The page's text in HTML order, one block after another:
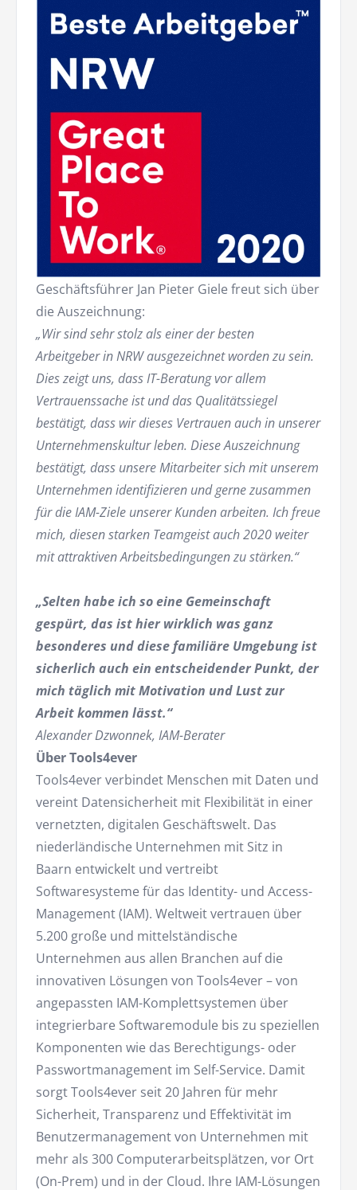
Geschäftsführer Jan Pieter Giele freut sich über
die Auszeichnung:
„Wir sind sehr stolz als einer der besten
Arbeitgeber in NRW ausgezeichnet worden zu sein.
Dies zeigt uns, dass IT-Beratung vor allem
Vertrauenssache ist und das Qualitätssiegel
bestätigt, dass wir dieses Vertrauen auch in unserer
Unternehmenskultur leben. Diese Auszeichnung
bestätigt, dass unsere Mitarbeiter sich mit unserem
Unternehmen identifizieren und gerne zusammen
für die IAM-Ziele unserer Kunden arbeiten. Ich freue
mich, diesen starken Teamgeist auch 2020 weiter
mit attraktiven Arbeitsbedingungen zu stärken.“
„Selten habe ich so eine Gemeinschaft
gespürt, das ist hier wirklich was ganz
besonderes und diese familiäre Umgebung ist
sicherlich auch ein entscheidender Punkt, der
mich täglich mit Motivation und Lust zur
Arbeit kommen lässt.“
Alexander Dzwonnek, IAM-Berater
Über Tools4ever
Tools4ever verbindet Menschen mit Daten und
vereint Datensicherheit mit Flexibilität in einer
vernetzten, digitalen Geschäftswelt. Das
niederländische Unternehmen mit Sitz in
Baarn entwickelt und vertreibt
Softwaresysteme für das Identity- und Access-
Management (IAM). Weltweit vertrauen über
5.200 große und mittelständische
Unternehmen aus allen Branchen auf die
innovativen Lösungen von Tools4ever – von
angepassten IAM-Komplettsystemen über
integrierbare Softwaremodule bis zu speziellen
Komponenten wie das Berechtigungs- oder
Passwortmanagement im Self-Service. Damit
sorgt Tools4ever seit 20 Jahren für mehr
Sicherheit, Transparenz und Effektivität im
Benutzermanagement von Unternehmen mit
mehr als 300 Computerarbeitsplätzen, vor Ort
(On-Prem) und in der Cloud. Ihre IAM-Lösungen